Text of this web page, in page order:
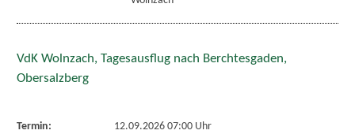
VdK Wolnzach, Tagesausflug nach Berchtesgaden,
Obersalzberg
Termin:
12.09.2026 07:00 Uhr